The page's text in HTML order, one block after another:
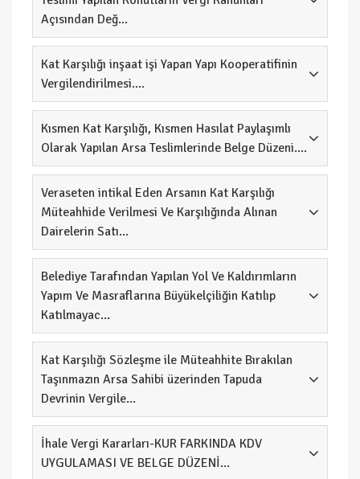
Açısından Değ...
Kat Karşılığı inşaat işi Yapan Yapı Kooperatifinin
Vergilendirilmesi....
Kısmen Kat Karşılığı, Kısmen Hasılat Paylaşımlı
Olarak Yapılan Arsa Teslimlerinde Belge Düzeni....
Veraseten intikal Eden Arsanın Kat Karşılığı
Müteahhide Verilmesi Ve Karşılığında Alınan
Dairelerin Satı...
Belediye Tarafından Yapılan Yol Ve Kaldırımların
Yapım Ve Masraflarına Büyükelçiliğin Katılıp
Katılmayac...
Kat Karşılığı Sözleşme ile Müteahhite Bırakılan
Taşınmazın Arsa Sahibi üzerinden Tapuda
Devrinin Vergile...
İhale Vergi Kararları-KUR FARKINDA KDV
UYGULAMASI VE BELGE DÜZENİ...